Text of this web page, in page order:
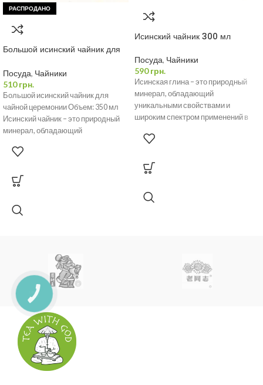
РАСПРОДАНО
Большой исинский чайник для
Посуда, Чайники
510грн.
Большой исинский чайник для
чайной церемонии Объем: 350 мл
Исинский чайник – это природный
минерал, обладающий
широким
Исинский чайник 300 мл
Посуда, Чайники
590грн.
Исинская глина – это природный
минерал, обладающий
уникальными свойствами и
широким спектром применений в
медицине благодаря своей